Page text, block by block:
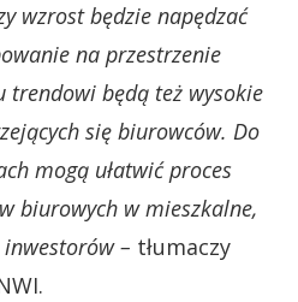
wzrost będzie napędzać
na przestrzenie
trendowi będą też wysokie
się biurowców. Do
mogą ułatwić proces
biurowych w mieszkalne,
– tłumaczy